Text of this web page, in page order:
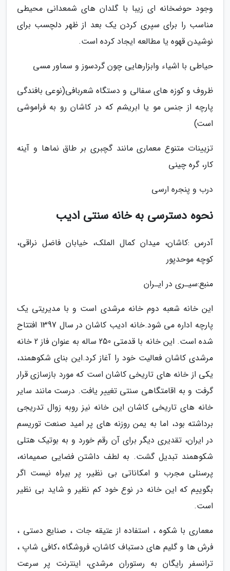
وجود حوضخانه ای زیبا با گلدان های شمعدانی محیطی
مناسب را برای سپری کردن یک بعد از ظهر دلچسب برای
نوشیدن قهوه یا مطالعه ایجاد کرده است.
حیاطی با اشیاء وابزارهایی چون گردسوز و سماور مسی
ظروف و کوزه های سفالی و دستگاه شعربافی(نوعی بافندگی
پارچه از جنس مو یا ابریشم که در کاشان رو به فراموشی
است)
تزیینات متنوع معماری مانند گچبری بر طاق نماها و آینه
کار، گره چینی
درب و پنجره ارسی
نحوه دسترسی به خانه سنتی ادیب
آدرس :کاشان، میدان کمال الملک، خیابان فاضل نراقی،
کوچه موحدپور
منبع:سیـری در ایـران
این خانه شعبه دوم خانه مرشدی است و با مدیریتی یک
پارچه اداره می شود.خانه ادیب کاشان در سال 1397 افتتاح
شده است. این خانه با قدمتی 250 ساله به عنوان فاز 2 خانه
مرشدی کاشان فعالیت خود را آغاز کرد.این بنای شکوهمند،
یکی از خانه های تاریخی کاشان است که مورد بازسازی قرار
گرفت و به اقامتگاهی سنتی تغییر یافت. درست مانند سایر
خانه های تاریخی کاشان این خانه نیز روبه زوال تدریجی
برداشته بود، اما به یمن روزنه های پر امید صنعت توریسم
در ایران، تقدیری دیگر برای آن رقم خورد و به بوتیک هتلی
شکوهمند تبدیل گشت. به لطف داشتن فضایی صمیمانه،
پرسنلی مجرب و امکاناتی بی نظیر، پر بیراه نیست اگر
بگوییم که این خانه در نوع خود کم نظیر و شاید بی نظیر
است.
معماری با شکوه ، استفاده از عتیقه جات ، صنایع دستی ،
فرش ها و گلیم های دستباف کاشان، فروشگاه ،کافی شاپ ،
ترانسفر رایگان به رستوران مرشدی، اینترنت پر سرعت